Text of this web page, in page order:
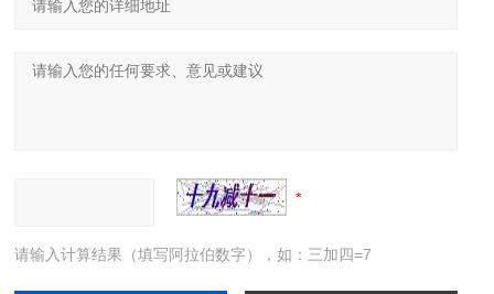
请输入计算结果（填写阿拉伯数字），如：三加四=7